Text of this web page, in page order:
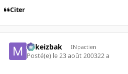
Citer
Mikeizbak INpactien
Posté(e) le 23 août 200322 a